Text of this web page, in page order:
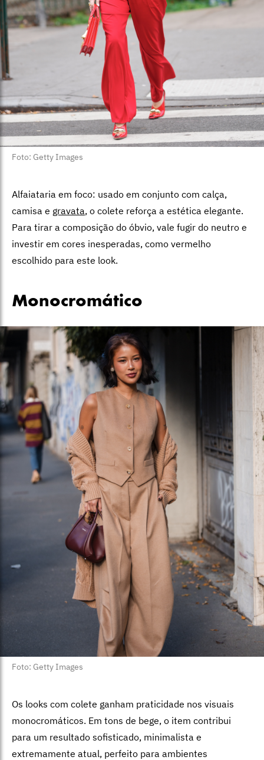
Foto: Getty Images
Alfaiataria em foco: usado em conjunto com calça,
camisa e gravata, o colete reforça a estética elegante.
Para tirar a composição do óbvio, vale fugir do neutro e
investir em cores inesperadas, como vermelho
escolhido para este look.
Monocromático
Foto: Getty Images
Os looks com colete ganham praticidade nos visuais
monocromáticos. Em tons de bege, o item contribui
para um resultado sofisticado, minimalista e
extremamente atual, perfeito para ambientes